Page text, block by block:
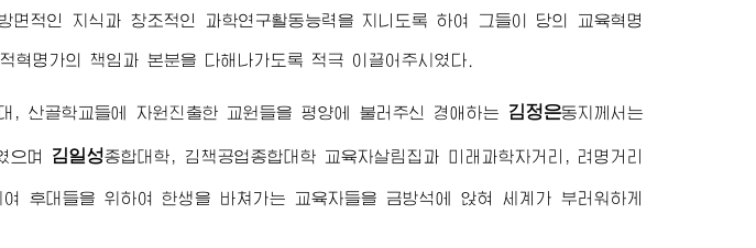
면적인 지식과 창조적인 과학연구활동능력을 지니도록 하여 그들이 당의 교육혁명
혁명가의 책임과 본분을 다해나가도록 적극 이끌어주시였다.
, 산골학교들에 자원진출한 교원들을 평양에 불러주신 경애하는 김정은동지 께서는
으며 김일성종합대학 , 김책공업 종합대학 교육자살림집과 미래과학자거리, 려명거리
후대들을 위하여 한생을 바쳐가는 교육자들을 금방석에 앉혀 세계가 부러워하게